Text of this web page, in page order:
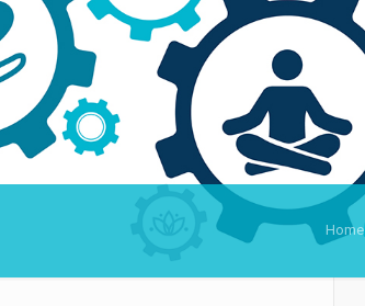
Home